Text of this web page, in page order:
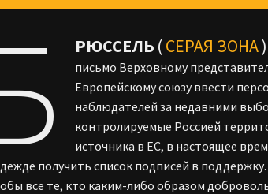
РЮССЕЛЬ (СЕРАЯ ЗОНА)
письмо Верховному
Европейскому союзу ввести
наблюдателей за недавними
контролируемые Россией
источника в ЕС, в настоящее
получить список подписей в
все те, кто каким-либо образом